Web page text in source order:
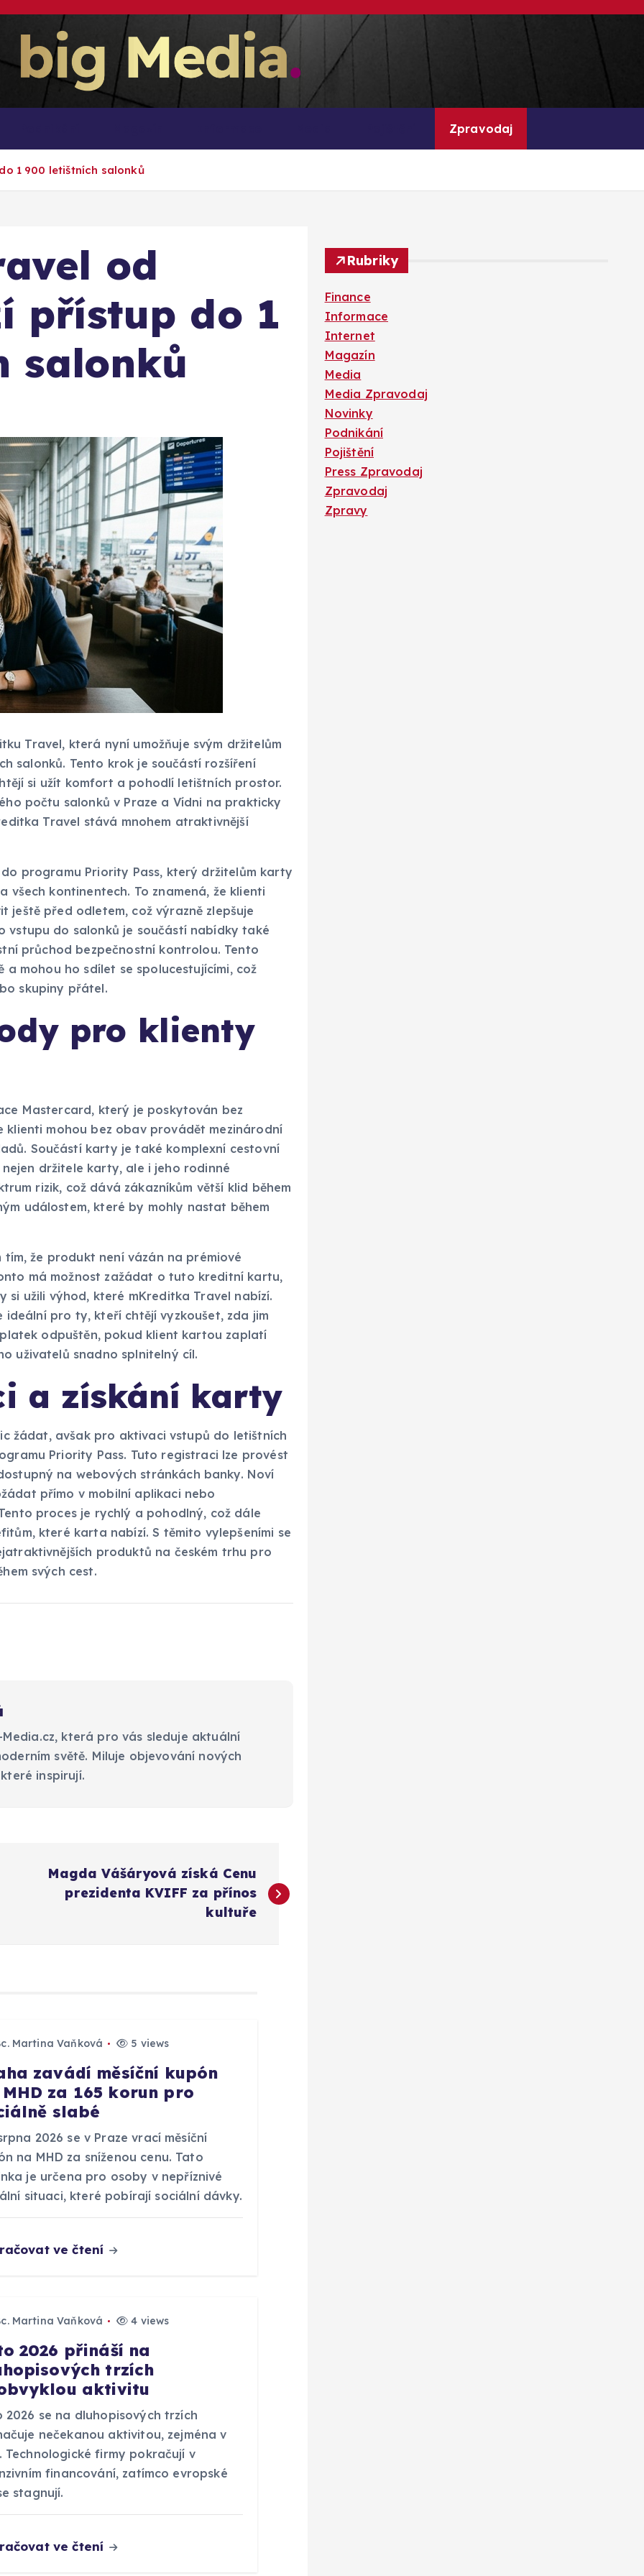
Inspirace pro mediální růst a podnikání
Zpravodaj
1 900 letištních salonků
od
přístup do 1
salonků
Travel, která nyní umožňuje svým držitelům
salonků. Tento krok je součástí rozšíření
si užít komfort a pohodlí letištních prostor.
počtu salonků v Praze a Vídni na prakticky
Travel stává mnohem atraktivnější
programu Priority Pass, který držitelům karty
všech kontinentech. To znamená, že klienti
před odletem, což výrazně zlepšuje
vstupu do salonků je součástí nabídky také
průchod bezpečnostní kontrolou. Tento
mohou ho sdílet se spolucestujícími, což
skupiny přátel.
pro klienty
Mastercard, který je poskytován bez
klienti mohou bez obav provádět mezinárodní
Součástí karty je také komplexní cestovní
držitele karty, ale i jeho rodinné
rizik, což dává zákazníkům větší klid během
událostem, které by mohly nastat během
že produkt není vázán na prémiové
má možnost zažádat o tuto kreditní kartu,
si užili výhod, které mKreditka Travel nabízí.
pro ty, kteří chtějí vyzkoušet, zda jim
odpuštěn, pokud klient kartou zaplatí
uživatelů snadno splnitelný cíl.
a získání karty
žádat, avšak pro aktivaci vstupů do letištních
Priority Pass. Tuto registraci lze provést
na webových stránkách banky. Noví
přímo v mobilní aplikaci nebo
proces je rychlý a pohodlný, což dále
které karta nabízí. S těmito vylepšeními se
produktů na českém trhu pro
svých cest.
která pro vás sleduje aktuální
světě. Miluje objevování nových
inspirují.
Magda Vášáryová získá Cenu
prezidenta KVIFF za přínos
kultuře
Martina Vaňková 5 views
zavádí měsíční kupón
za 165 korun pro
slabé
2026 se v Praze vrací měsíční
na MHD za sníženou cenu. Tato
je určena pro osoby v nepříznivé
situaci, které pobírají sociální dávky.
ve čtení
Martina Vaňková 4 views
2026 přináší na
trzích
aktivitu
2026 se na dluhopisových trzích
nečekanou aktivitou, zejména v
Technologické firmy pokračují v
financování, zatímco evropské
stagnují.
ve čtení
Rubriky
Finance
Informace
Internet
Magazín
Media
Media Zpravodaj
Novinky
Podnikání
Pojištění
Press Zpravodaj
Zpravodaj
Zpravy